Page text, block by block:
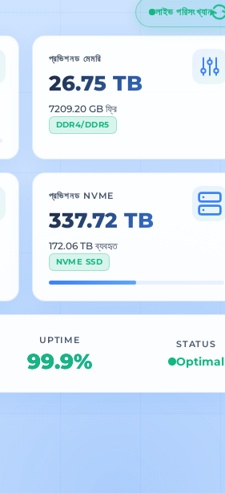
লাইভ পরিসংখ্যান
প্রভিশনড মেমরি
26.75 TB
7207.70 GB ফ্রি
DDR4/DDR5
প্রভিশনড NVME
337.72 TB
172.06 TB ব্যবহৃত
NVME SSD
UPTIME
99.9%
STATUS
Optimal